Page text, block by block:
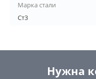
Марка стали
Ст3
Нужна